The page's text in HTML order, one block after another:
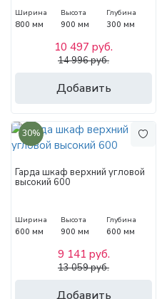
Ширина
800 мм
Высота
900 мм
Глубина
300 мм
Добавить
10 497 руб.
14 996 руб.
30%
Гарда шкаф верхний угловой
высокий 600
Ширина
600 мм
Высота
900 мм
Глубина
600 мм
Добавить
9 141 руб.
13 059 руб.